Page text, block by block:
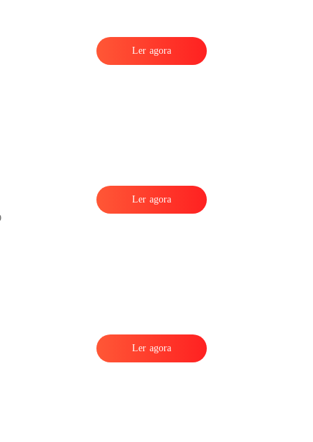
Ler agora
Ler agora
Ler agora